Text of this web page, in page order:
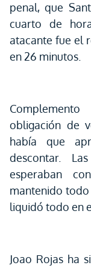
penal, que
cuarto de
atacante fue el
en 26 minutos.
obligación de
había que
descontar.
esperaban
mantenido todo
liquidó todo en
Joao Rojas ha